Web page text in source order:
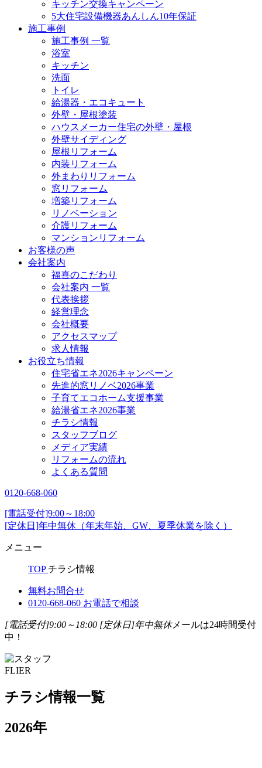
キッチン交換キャンペーン
5大住宅設備機器あんしん10年保証
施工事例
施工事例 一覧
浴室
キッチン
洗面
トイレ
給湯器・エコキュート
外壁・屋根塗装
ハウスメーカー住宅の外壁・屋根
外壁サイディング
屋根リフォーム
内装リフォーム
外まわりリフォーム
窓リフォーム
増築リフォーム
リノベーション
介護リフォーム
マンションリフォーム
お客様の声
会社案内
福喜のこだわり
会社案内 一覧
代表挨拶
経営理念
会社概要
アクセスマップ
求人情報
お役立ち情報
住宅省エネ2026キャンペーン
先進的窓リノベ2026事業
子育てエコホーム支援事業
給湯省エネ2026事業
チラシ情報
スタッフブログ
メディア実績
リフォームの流れ
よくある質問
0120-668-060
[電話受付]9:00～18:00
[定休日]年中無休（年末年始、GW、夏季休業を除く）
メニュー
TOP チラシ情報
無料お問合せ
0120-668-060 お電話で相談
[電話受付]9:00～18:00 [定休日]年中無休メールは24時間受付
中！
FLIER
チラシ情報一覧
2026年